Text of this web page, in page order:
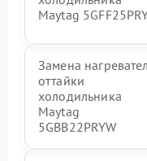
Maytag
Замена
оттайки
холодильника
Maytag
5GBB22PRYW